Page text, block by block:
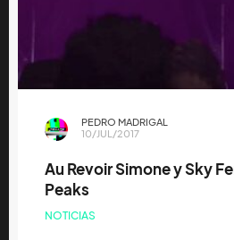
PEDRO MADRIGAL
10/JUL/2017
Au Revoir Simone y Sky
Peaks
NOTICIAS